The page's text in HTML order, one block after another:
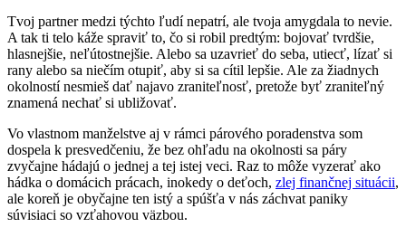
Tvoj partner medzi týchto ľudí nepatrí, ale tvoja amygdala to nevie.
A tak ti telo káže spraviť to, čo si robil predtým: bojovať tvrdšie,
hlasnejšie, neľútostnejšie. Alebo sa uzavrieť do seba, utiecť, lízať si
rany alebo sa niečím otupiť, aby si sa cítil lepšie. Ale za žiadnych
okolností nesmieš dať najavo zraniteľnosť, pretože byť zraniteľný
znamená nechať si ubližovať.
Vo vlastnom manželstve aj v rámci párového poradenstva som
dospela k presvedčeniu, že bez ohľadu na okolnosti sa páry
zvyčajne hádajú o jednej a tej istej veci. Raz to môže vyzerať ako
hádka o domácich prácach, inokedy o deťoch, zlej finančnej situácii,
ale koreň je obyčajne ten istý a spúšťa v nás záchvat paniky
súvisiaci so vzťahovou väzbou.